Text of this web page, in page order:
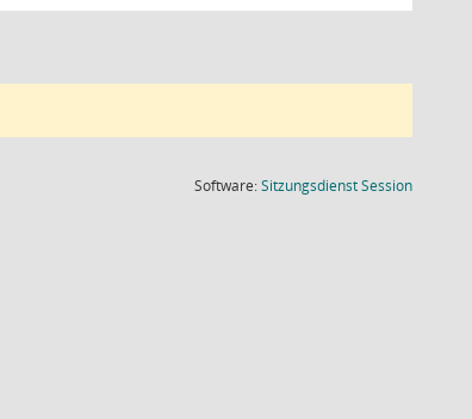
Software:SitzungsdienstSession(Wird in